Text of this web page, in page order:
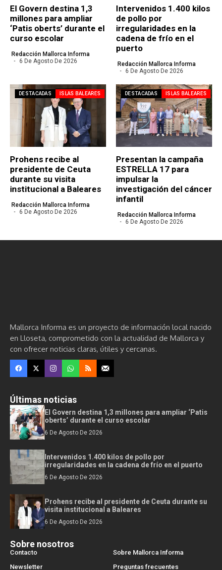
El Govern destina 1,3
millones para ampliar
‘Patis oberts’ durante el
curso escolar
Redacción Mallorca Informa
6 De Agosto De 2026
Intervenidos 1.400 kilos
de pollo por
irregularidades en la
cadena de frío en el
puerto
Redacción Mallorca Informa
6 De Agosto De 2026
DESTACADAS ISLAS BALEARES
Prohens recibe al
presidente de Ceuta
durante su visita
institucional a Baleares
Redacción Mallorca Informa
6 De Agosto De 2026
DESTACADAS ISLAS BALEARES
Presentan la campaña
ESTRELLA 17 para
impulsar la
investigación del cáncer
infantil
Redacción Mallorca Informa
6 De Agosto De 2026
Mallorca Informa es un proyecto de información local nacido
en Lloseta, comprometido con la actualidad de Mallorca y
con ofrecer noticias claras, útiles y cercanas.
Últimas noticias
El Govern destina 1,3 millones para ampliar ‘Patis
oberts’ durante el curso escolar
6 De Agosto De 2026
Intervenidos 1.400 kilos de pollo por
irregularidades en la cadena de frío en el puerto
6 De Agosto De 2026
Prohens recibe al presidente de Ceuta durante su
visita institucional a Baleares
6 De Agosto De 2026
Sobre nosotros
Contacto
Sobre Mallorca Informa
Newsletter
Preguntas frecuentes